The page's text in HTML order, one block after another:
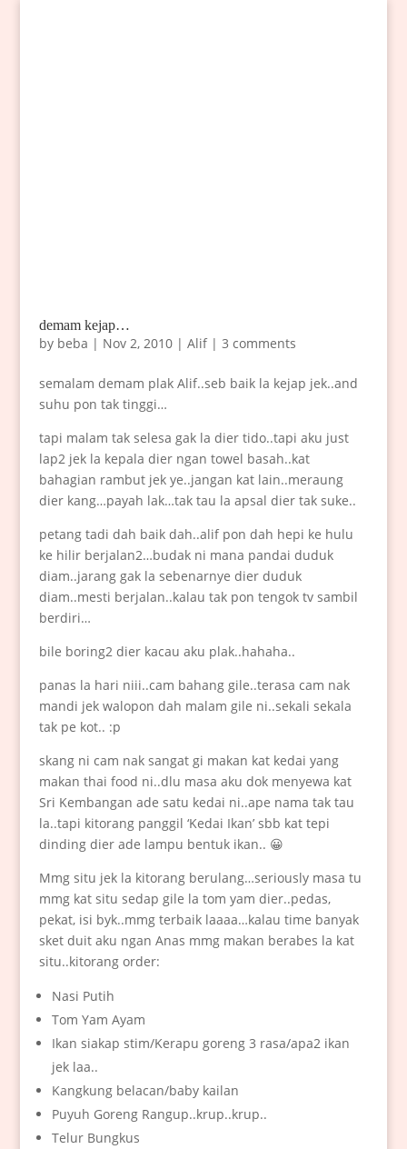
demam kejap…
by beba | Nov 2, 2010| Alif| 3 comments
semalam demam plak Alif..seb baik la kejap jek..and
suhu pon tak tinggi…
tapi malam tak selesa gak la dier tido..tapi aku just
lap2 jek la kepala dier ngan towel basah..kat
bahagian rambut jek ye..jangan kat lain..meraung
dier kang…payah lak…tak tau la apsal dier tak suke..
petang tadi dah baik dah..alif pon dah hepi ke hulu
ke hilir berjalan2…budak ni mana pandai duduk
diam..jarang gak la sebenarnye dier duduk
diam..mesti berjalan..kalau tak pon tengok tv sambil
berdiri…
bile boring2 dier kacau aku plak..hahaha..
panas la hari niii..cam bahang gile..terasa cam nak
mandi jek walopon dah malam gile ni..sekali sekala
tak pe kot.. :p
skang ni cam nak sangat gi makan kat kedai yang
makan thai food ni..dlu masa aku dok menyewa kat
Sri Kembangan ade satu kedai ni..ape nama tak tau
la..tapi kitorang panggil ‘Kedai Ikan’ sbb kat tepi
dinding dier ade lampu bentuk ikan.. 😀
Mmg situ jek la kitorang berulang…seriously masa tu
mmg kat situ sedap gile la tom yam dier..pedas,
pekat, isi byk..mmg terbaik laaaa…kalau time banyak
sket duit aku ngan Anas mmg makan berabes la kat
situ..kitorang order:
Nasi Putih
Tom Yam Ayam
Ikan siakap stim/Kerapu goreng 3 rasa/apa2 ikan
jek laa..
Kangkung belacan/baby kailan
Puyuh Goreng Rangup..krup..krup..
Telur Bungkus